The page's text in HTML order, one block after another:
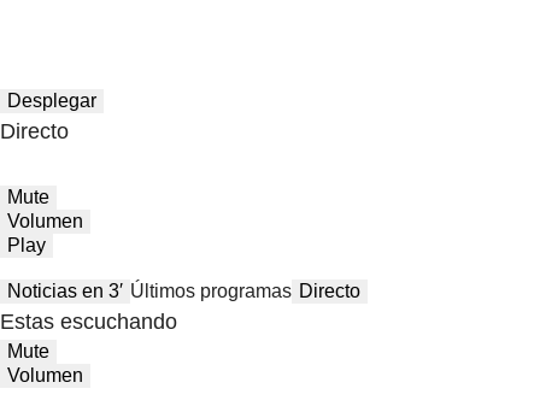
Desplegar
Directo
Mute
Volumen
Play
Noticias en 3′ Últimos programas Directo
Estas escuchando
Mute
Volumen